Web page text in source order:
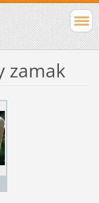
zamak